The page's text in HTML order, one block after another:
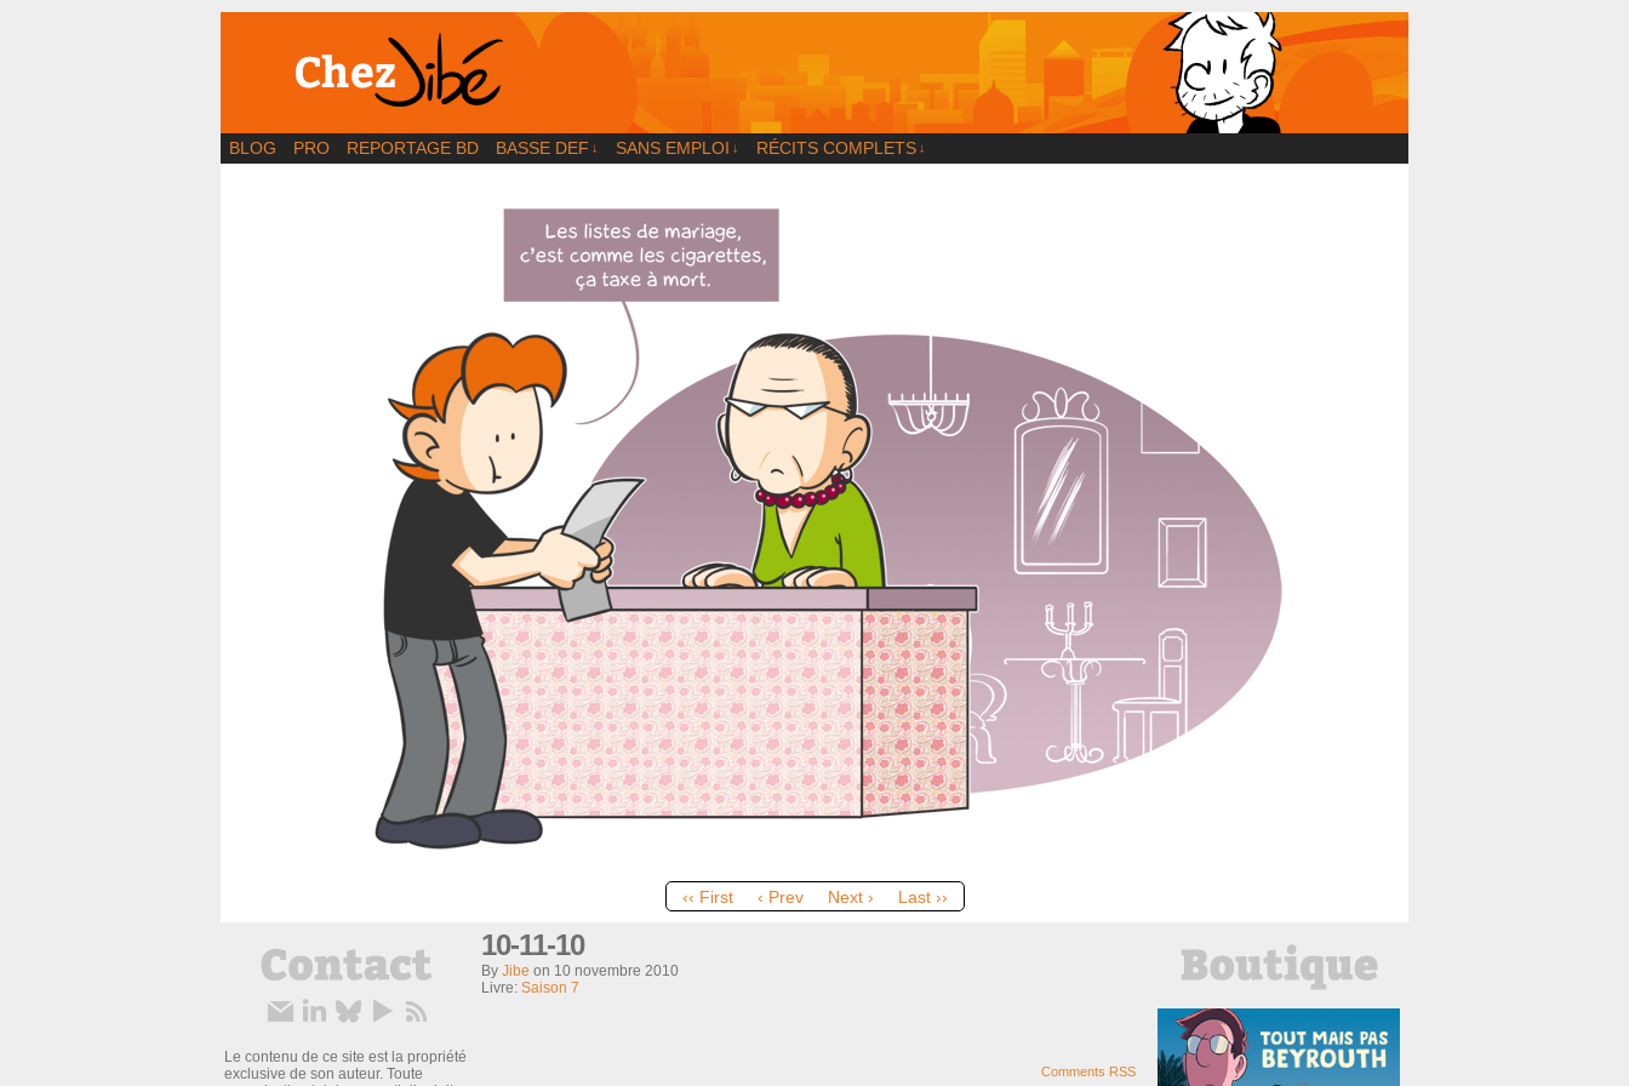
BD | Illustration | Blog
BLOG PRO REPORTAGE BD BASSE DEF ↓ SANS EMPLOI ↓ RÉCITS COMPLETS ↓
‹‹ First ‹ Prev Next › Last ››
Le contenu de ce site est la propriété
exclusive de son auteur. Toute
10-11-10
By Jibe on 10 novembre 2010
Livre: Saison 7
Comments RSS